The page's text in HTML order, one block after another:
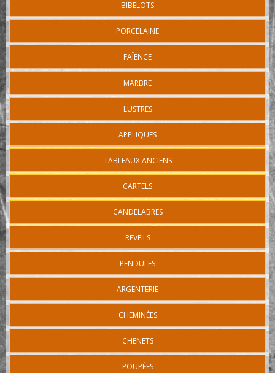
BIBELOTS
PORCELAINE
FAÏENCE
MARBRE
LUSTRES
APPLIQUES
TABLEAUX ANCIENS
CARTELS
CANDELABRES
REVEILS
PENDULES
ARGENTERIE
CHEMINÉES
CHENETS
POUPÉES